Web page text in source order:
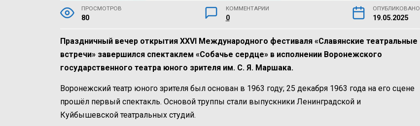
ПРОСМОТРОВ
80
КОММЕНТАРИИ
0
ОПУБЛИКОВАНО
19.05.2025
Праздничный вечер открытия XXVI Международного фестиваля «Славянские театральные
встречи» завершился спектаклем «Собачье сердце» в исполнении Воронежского
государственного театра юного зрителя им. С. Я. Маршака.
Воронежский театр юного зрителя был основан в 1963 году; 25 декабря 1963 года на его сцене
прошёл первый спектакль. Основой труппы стали выпускники Ленинградской и
Куйбышевской театральных студий.